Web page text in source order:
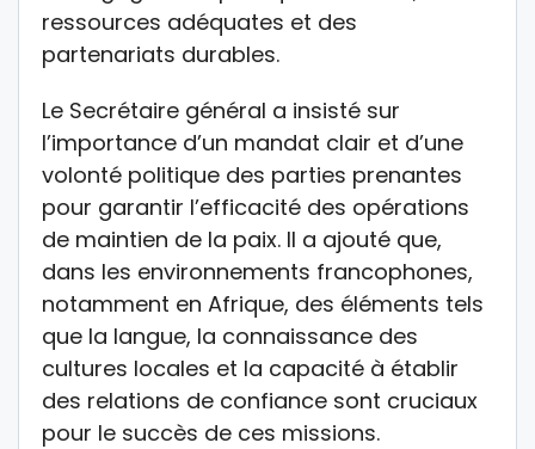
ressources adéquates et des
partenariats durables.
Le Secrétaire général a insisté sur
l’importance d’un mandat clair et d’une
volonté politique des parties prenantes
pour garantir l’efficacité des opérations
de maintien de la paix. Il a ajouté que,
dans les environnements francophones,
notamment en Afrique, des éléments tels
que la langue, la connaissance des
cultures locales et la capacité à établir
des relations de confiance sont cruciaux
pour le succès de ces missions.